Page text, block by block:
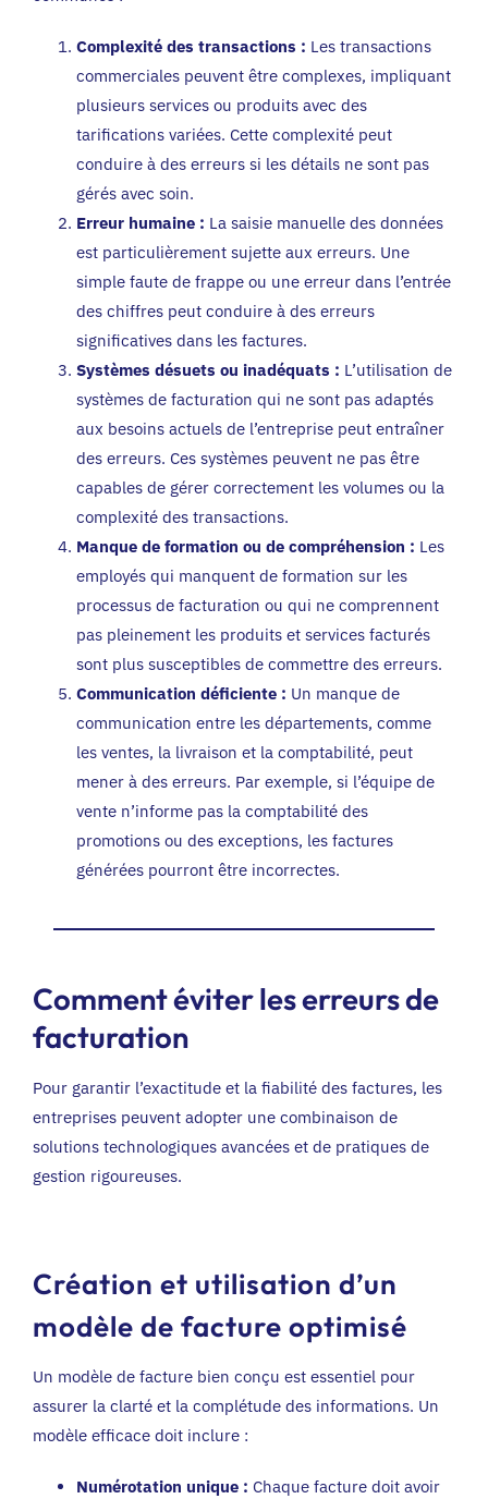
Complexité des transactions : Les transactions
commerciales peuvent être complexes, impliquant
plusieurs services ou produits avec des
tarifications variées. Cette complexité peut
conduire à des erreurs si les détails ne sont pas
gérés avec soin.
Erreur humaine : La saisie manuelle des données
est particulièrement sujette aux erreurs. Une
simple faute de frappe ou une erreur dans l’entrée
des chiffres peut conduire à des erreurs
significatives dans les factures.
Systèmes désuets ou inadéquats : L’utilisation de
systèmes de facturation qui ne sont pas adaptés
aux besoins actuels de l’entreprise peut entraîner
des erreurs. Ces systèmes peuvent ne pas être
capables de gérer correctement les volumes ou la
complexité des transactions.
Manque de formation ou de compréhension : Les
employés qui manquent de formation sur les
processus de facturation ou qui ne comprennent
pas pleinement les produits et services facturés
sont plus susceptibles de commettre des erreurs.
Communication déficiente : Un manque de
communication entre les départements, comme
les ventes, la livraison et la comptabilité, peut
mener à des erreurs. Par exemple, si l’équipe de
vente n’informe pas la comptabilité des
promotions ou des exceptions, les factures
générées pourront être incorrectes.
Comment éviter les erreurs de
facturation
Pour garantir l’exactitude et la fiabilité des factures, les
entreprises peuvent adopter une combinaison de
solutions technologiques avancées et de pratiques de
gestion rigoureuses.
Création et utilisation d’un
modèle de facture optimisé
Un modèle de facture bien conçu est essentiel pour
assurer la clarté et la complétude des informations. Un
modèle efficace doit inclure :
Numérotation unique : Chaque facture doit avoir